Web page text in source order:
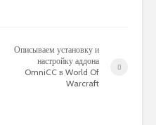
Описываем установку и
настройку аддона
OmniCC в World Of
Warcraft